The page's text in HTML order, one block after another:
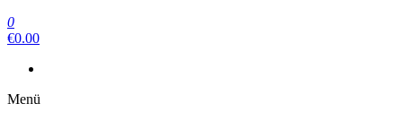
0
€0.00
Menü